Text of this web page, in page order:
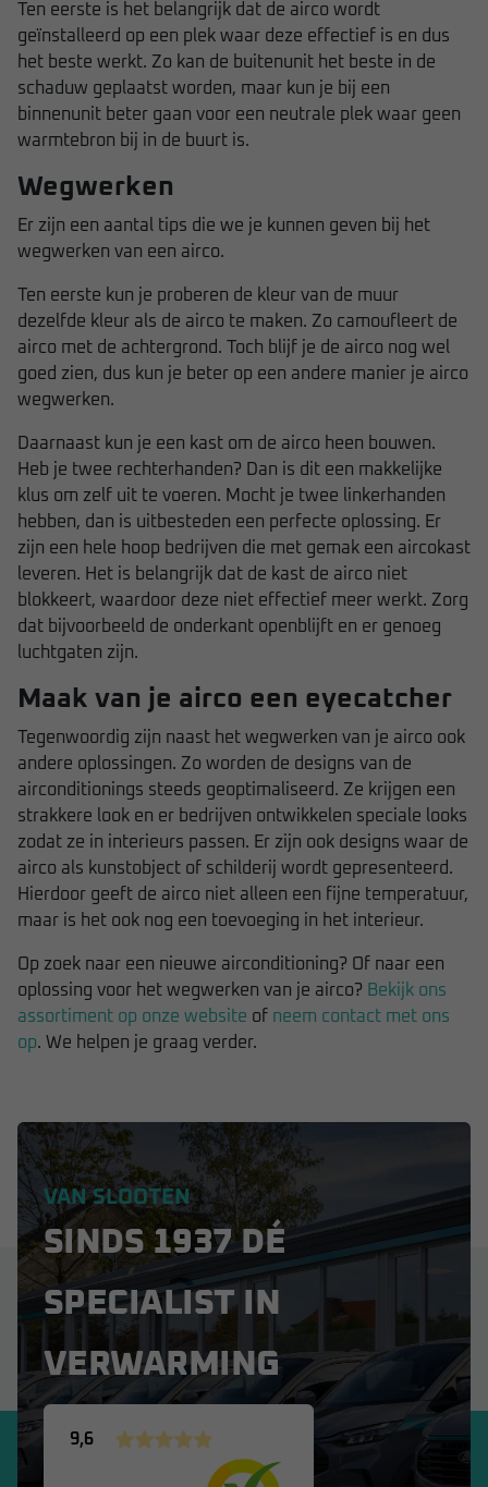
Ten eerste is het belangrijk dat de airco wordt
geïnstalleerd op een plek waar deze effectief is en dus
het beste werkt. Zo kan de buitenunit het beste in de
schaduw geplaatst worden, maar kun je bij een
binnenunit beter gaan voor een neutrale plek waar geen
warmtebron bij in de buurt is.
Wegwerken
Er zijn een aantal tips die we je kunnen geven bij het
wegwerken van een airco.
Ten eerste kun je proberen de kleur van de muur
dezelfde kleur als de airco te maken. Zo camoufleert de
airco met de achtergrond. Toch blijf je de airco nog wel
goed zien, dus kun je beter op een andere manier je airco
wegwerken.
Daarnaast kun je een kast om de airco heen bouwen.
Heb je twee rechterhanden? Dan is dit een makkelijke
klus om zelf uit te voeren. Mocht je twee linkerhanden
hebben, dan is uitbesteden een perfecte oplossing. Er
zijn een hele hoop bedrijven die met gemak een aircokast
leveren. Het is belangrijk dat de kast de airco niet
blokkeert, waardoor deze niet effectief meer werkt. Zorg
dat bijvoorbeeld de onderkant openblijft en er genoeg
luchtgaten zijn.
Maak van je airco een eyecatcher
Tegenwoordig zijn naast het wegwerken van je airco ook
andere oplossingen. Zo worden de designs van de
airconditionings steeds geoptimaliseerd. Ze krijgen een
strakkere look en er bedrijven ontwikkelen speciale looks
zodat ze in interieurs passen. Er zijn ook designs waar de
airco als kunstobject of schilderij wordt gepresenteerd.
Hierdoor geeft de airco niet alleen een fijne temperatuur,
maar is het ook nog een toevoeging in het interieur.
Op zoek naar een nieuwe airconditioning? Of naar een
oplossing voor het wegwerken van je airco? Bekijk ons
assortiment op onze website of neem contact met ons
op. We helpen je graag verder.
VAN SLOOTEN
SINDS 1937 DÉ
SPECIALIST IN
VERWARMING
9,6